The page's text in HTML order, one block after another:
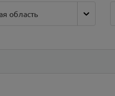
область